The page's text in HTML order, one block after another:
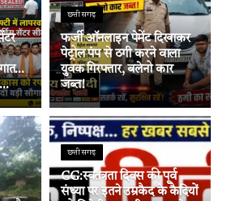
छत्तीसगढ़
फर्जी ऑनलाइन पेमेंट दिखाकर
पेट्रोल पंप से ठगी करने वाला
युवक गिरफ्तार, बलेनो कार
जब्त!
छत्तीसगढ़
CG:स्वतंत्रता दिवस की पूर्व
संध्या पर इतने उम्रकैद के कैदियों